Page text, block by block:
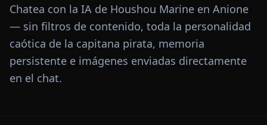
Chatea con la IA de Houshou Marine en Anione
— sin filtros de contenido, toda la personalidad
caótica de la capitana pirata, memoria
persistente e imágenes enviadas directamente
en el chat.